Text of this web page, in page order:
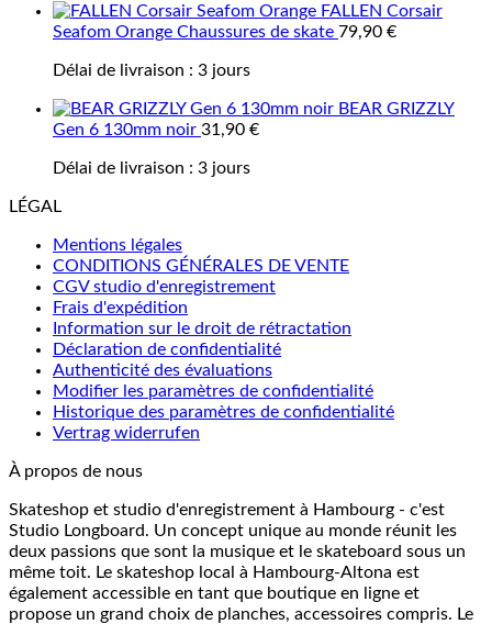
FALLEN Corsair
Seafom Orange Chaussures de skate 79,90 €
Délai de livraison : 3 jours
BEAR GRIZZLY
Gen 6 130mm noir 31,90 €
Délai de livraison : 3 jours
LÉGAL
Mentions légales
CONDITIONS GÉNÉRALES DE VENTE
CGV studio d'enregistrement
Frais d'expédition
Information sur le droit de rétractation
Déclaration de confidentialité
Authenticité des évaluations
Modifier les paramètres de confidentialité
Historique des paramètres de confidentialité
Vertrag widerrufen
À propos de nous
Skateshop et studio d'enregistrement à Hambourg - c'est
Studio Longboard. Un concept unique au monde réunit les
deux passions que sont la musique et le skateboard sous un
même toit. Le skateshop local à Hambourg-Altona est
également accessible en tant que boutique en ligne et
propose un grand choix de planches, accessoires compris. Le